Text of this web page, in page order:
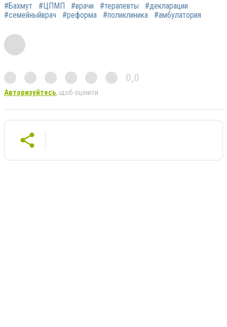
#Бахмут #ЦПМП #врачи #терапевты
#декларации
#семейныйврач
#реформа #поликлиника #амбулатория
0,0
Авторизуйтесь, щоб оцінити